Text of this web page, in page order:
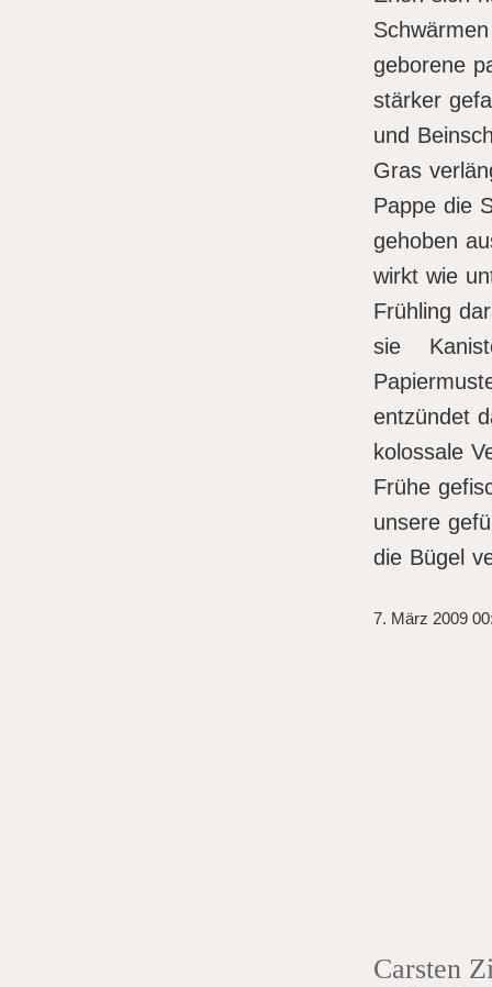
geborene
stärker
und
Gras
Pappe die
gehoben
wirkt wie
Frühling
sie
entzündet
kolossale
Frühe
unsere
die Bügel
7. März 2009
Carsten